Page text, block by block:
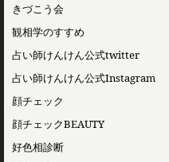
きづこう会
観相学のすすめ
占い師けんけん公式twitter
占い師けんけん公式Instagram
顔チェック
顔チェックBEAUTY
好色相診断